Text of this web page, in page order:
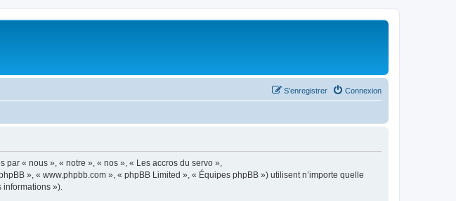
Connexion
S’enregistrer
« nous », « notre », « nos », « Les accros du servo »,
», « www.phpbb.com », « phpBB Limited », « Équipes phpBB ») utilisent n’importe quelle
»).